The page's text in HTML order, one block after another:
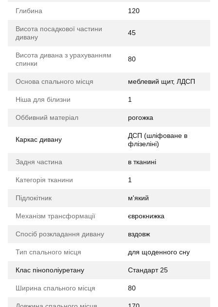
Глибина 120
Висота посадкової частини
дивану
45
Висота дивана з урахуванням
спинки
80
Основа спального місця меблевий щит, ЛДСП
Ніша для білизни 1
Оббивний матеріал рогожка
Каркас дивану
ДСП (шліфоване в
флізеліні)
Задня частина в тканині
Категорія тканини 1
Підлокітник м'який
Механізм трансформації єврокнижка
Спосіб розкладання дивану вздовж
Тип спального місця для щоденного сну
Клас пінополіуретану Стандарт 25
Ширина спального місця 80